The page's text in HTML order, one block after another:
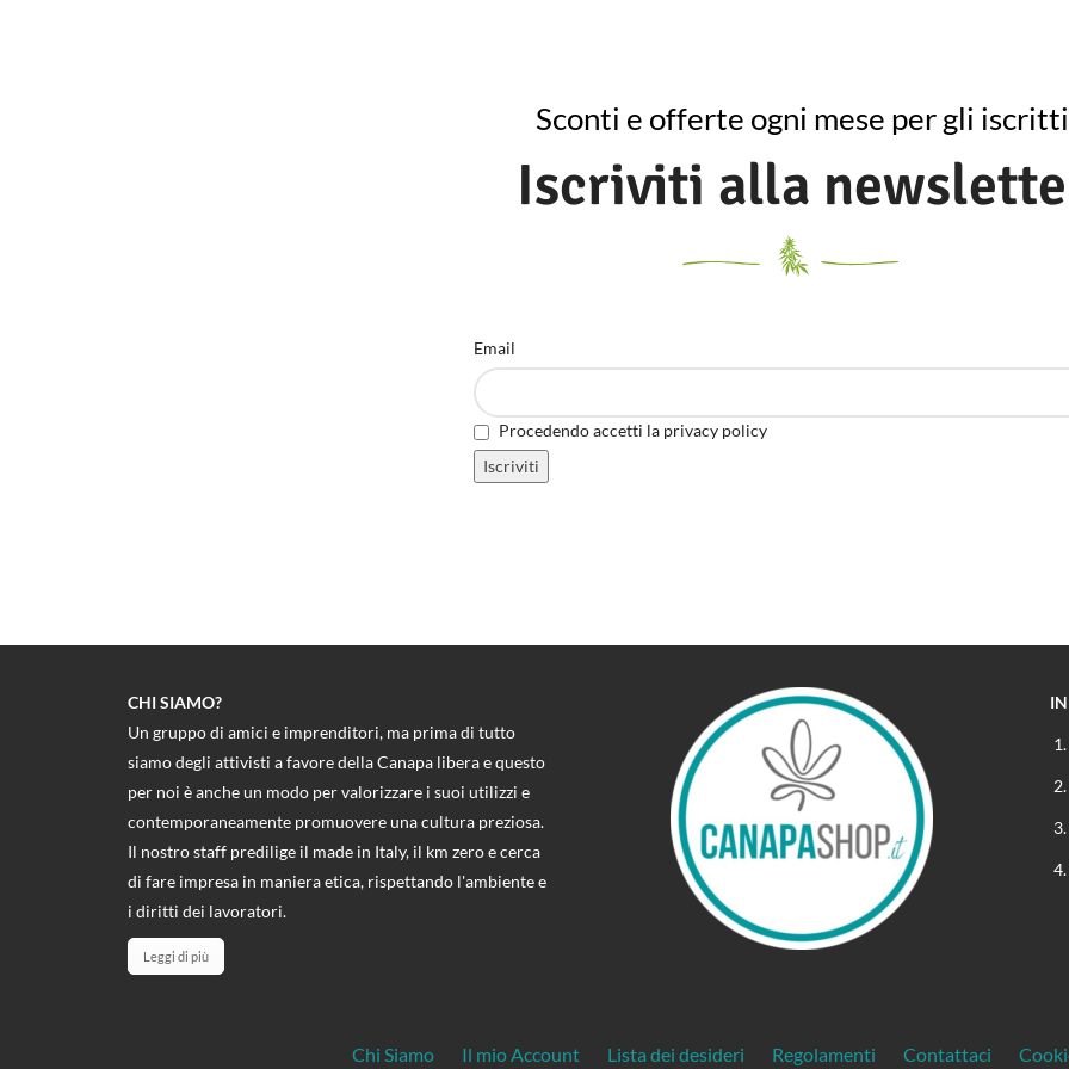
Sconti e offerte ogni mese per gli iscritti
Iscriviti alla
Email
Procedendo accetti la privacy policy
CHI SIAMO?
Un gruppo di amici e imprenditori, ma prima di tutto
siamo degli attivisti a favore della Canapa libera e questo
per noi è anche un modo per valorizzare i suoi utilizzi e
contemporaneamente promuovere una cultura preziosa.
Il nostro staff predilige il made in Italy, il km zero e cerca
di fare impresa in maniera etica, rispettando l'ambiente e
i diritti dei lavoratori.
Leggi di più
Chi Siamo Il mio Account Lista dei desideri Regolamenti Contattaci